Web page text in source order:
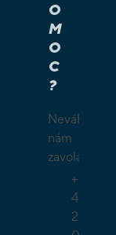
O
M
O
C
?
Neváhejte
nám
zavolat.
+
4
2